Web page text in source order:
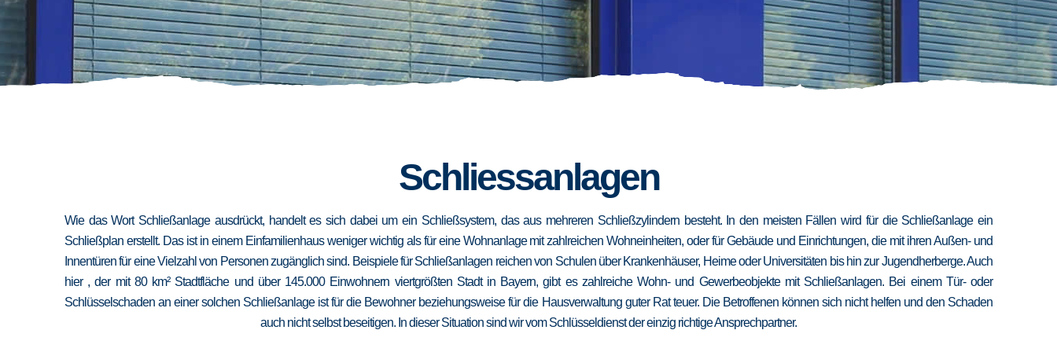
Schliessanlagen
Wie das Wort Schließanlage ausdrückt, handelt es sich dabei um ein Schließsystem, das aus mehreren Schließzylindern besteht. In den meisten Fällen wird für die Schließanlage ein
Schließplan erstellt. Das ist in einem Einfamilienhaus weniger wichtig als für eine Wohnanlage mit zahlreichen Wohneinheiten, oder für Gebäude und Einrichtungen, die mit ihren Außen- und
Innentüren für eine Vielzahl von Personen zugänglich sind. Beispiele für Schließanlagen reichen von Schulen über Krankenhäuser, Heime oder Universitäten bis hin zur Jugendherberge. Auch
hier , der mit 80 km² Stadtfläche und über 145.000 Einwohnern viertgrößten Stadt in Bayern, gibt es zahlreiche Wohn- und Gewerbeobjekte mit Schließanlagen. Bei einem Tür- oder
Schlüsselschaden an einer solchen Schließanlage ist für die Bewohner beziehungsweise für die Hausverwaltung guter Rat teuer. Die Betroffenen können sich nicht helfen und den Schaden
auch nicht selbst beseitigen. In dieser Situation sind wir vom Schlüsseldienst der einzig richtige Ansprechpartner.